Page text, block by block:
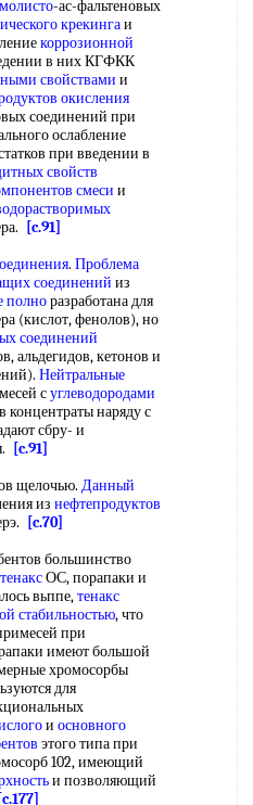
-ас-фальтеновых
крекингаи
коррозионной
в них КГФКК
свойствами и
окисления
соединений при
ослабление
при введении в
свойств
смеси и
[c.91]
. Проблема
соединений из
полноразработана для
(кислот, фенолов), но
соединений
альдегидов, кетонов и
Нейтральные
суглеводородами
концентраты наряду с
сбру- и
[c.91]
щелочью. Данный
из нефтепродуктов
[c.70]
большинство
тенаксОС, порапаки и
вьппе,тенакс
стабильностью, что
при
имеют большой
хромосорбы
для
и основного
этого типа при
102, имеющий
и позволяющий
[c.177]